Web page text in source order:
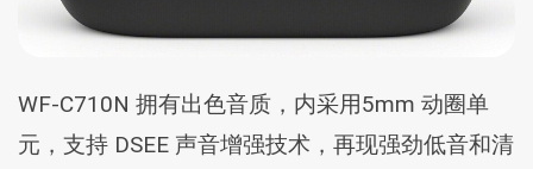
WF-C710N 拥有出色音质，内采用5mm 动圈单
元，支持 DSEE 声音增强技术，再现强劲低音和清